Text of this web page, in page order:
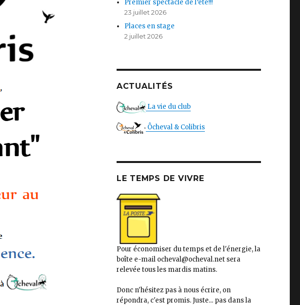
Premier spectacle de l’été!!!
23 juillet 2026
Places en stage
2 juillet 2026
ACTUALITÉS
La vie du club
Ôcheval & Colibris
LE TEMPS DE VIVRE
Pour économiser du temps et de l'énergie, la
boîte e-mail ocheval@ocheval.net sera
relevée tous les mardis matins.
Donc n'hésitez pas à nous écrire, on
répondra, c'est promis. Juste... pas dans la